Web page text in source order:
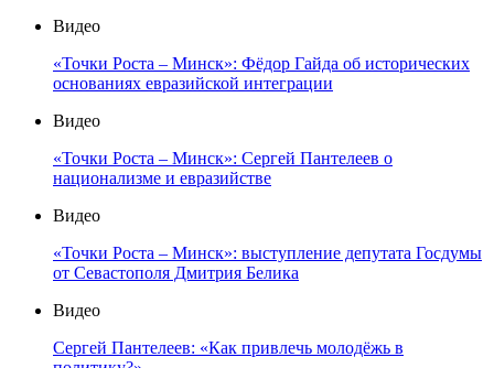
Видео
«Точки Роста – Минск»: Фёдор Гайда об исторических
основаниях евразийской интеграции
Видео
«Точки Роста – Минск»: Сергей Пантелеев о
национализме и евразийстве
Видео
«Точки Роста – Минск»: выступление депутата Госдумы
от Севастополя Дмитрия Белика
Видео
Сергей Пантелеев: «Как привлечь молодёжь в